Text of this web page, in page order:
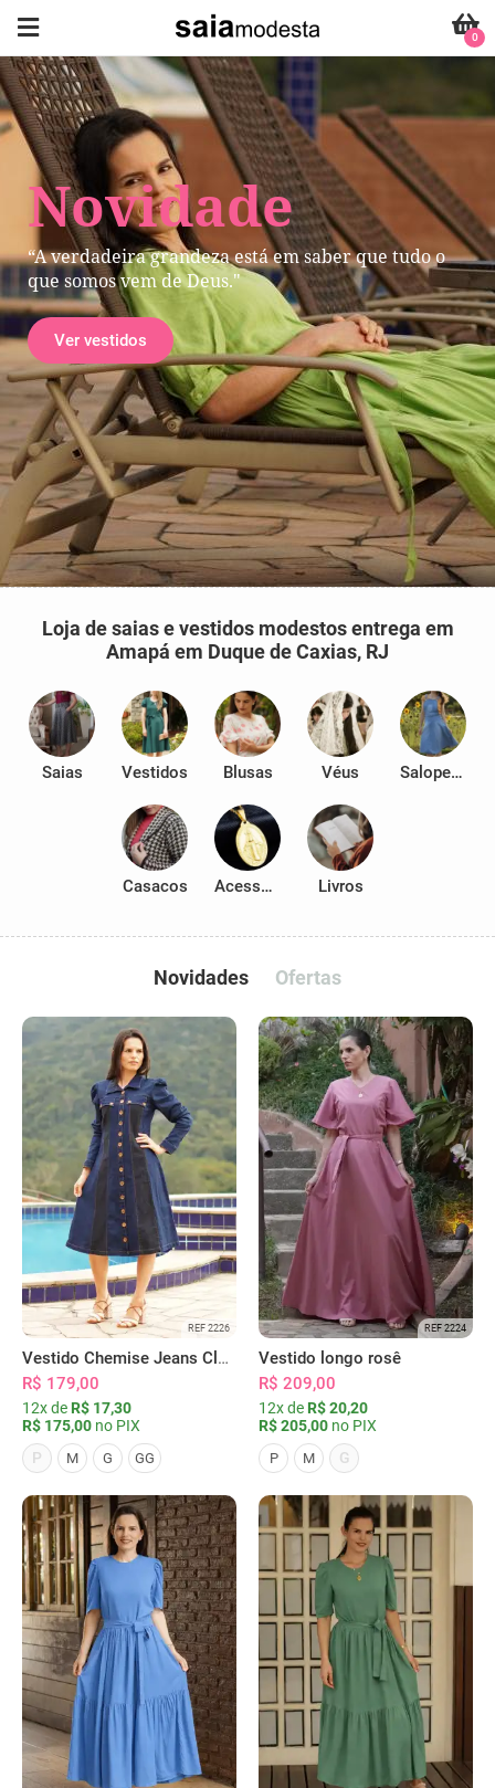
Novidade
“A verdadeira grandeza está em saber que tudo o
que somos vem de Deus."
Ver vestidos
0
Loja de saias e vestidos modestos entrega em
Amapá em Duque de Caxias, RJ
Saias Vestidos Blusas Véus Salopetes
Casacos Acessórios Livros
Novidades Ofertas
REF 2226
Vestido Chemise Jeans Clássica Serena
R$ 179,00
12x de R$ 17,30
R$ 175,00 no PIX
P
M G GG
REF 2224
Vestido longo rosê
R$ 209,00
12x de R$ 20,20
R$ 205,00 no PIX
P M G